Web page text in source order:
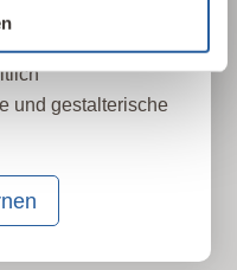
sich Gebäude,
und gestalterische